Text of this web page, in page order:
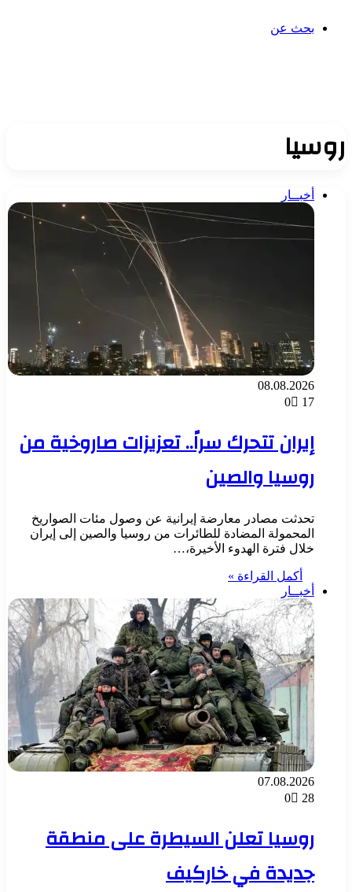
بحث عن
روسيا
أخبــار
08.08.2026
0
17
إيران تتحرك سراً.. تعزيزات صاروخية من
روسيا والصين
تحدثت مصادر معارضة إيرانية عن وصول مئات الصواريخ
المحمولة المضادة للطائرات من روسيا والصين إلى إيران
خلال فترة الهدوء الأخيرة،…
أكمل القراءة »
أخبــار
07.08.2026
0
28
روسيا تعلن السيطرة على منطقة
جديدة في خاركيف